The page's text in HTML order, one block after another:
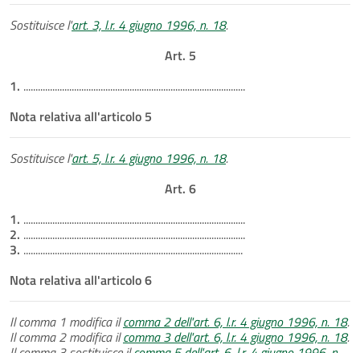
Sostituisce l'art. 3, l.r. 4 giugno 1996, n. 18.
Art. 5
1. ............................................................................................
Nota relativa all'articolo 5
Sostituisce l'art. 5, l.r. 4 giugno 1996, n. 18.
Art. 6
1. ............................................................................................
2. ............................................................................................
3. ...........................................................................................
Nota relativa all'articolo 6
Il comma 1 modifica ilcomma 2 dell'art. 6, l.r. 4 giugno 1996, n. 18.
Il comma 2 modifica ilcomma 3 dell'art. 6, l.r. 4 giugno 1996, n. 18.